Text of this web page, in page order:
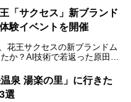
深夜まで滞在できる施設
スペースを備えた仕事もでき
浴施設にとどまらない進化を
から絶景施設、コワーキング
した施設、子連れファミリー
たおすすめの施設を紹介しま
場・サウナの魅力を、人気キ
一緒にご紹介します。必見の
ーラシア【PR】
「サクセス」新ブランド
験イベントを開催
花王サクセスの新ブランドム
か？AI技術で若返った原田泰
念して、スパメッツァおおた
を開催。花王サクセスの製品
！
泉 湯楽の里」に行きた
選